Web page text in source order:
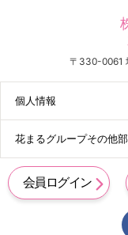
〒330-0061
個人情報
花まるグループその他
会員ログイン